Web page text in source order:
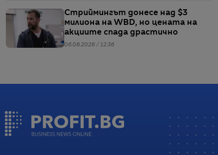
Стриймингът донесе над $3
милиона на WBD, но цената на
акциите спада драстично
06.08.2026 / 12:36